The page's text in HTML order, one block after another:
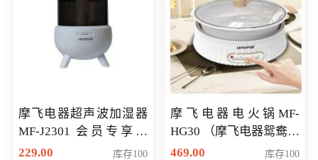
摩飞电器超声波加湿器
MF-J2301 会员专享价
168元
229.00 库存100
摩飞电器电火锅MF-
HG30 （摩飞电器鸳鸯锅
MF-HG30 ） 会员专享价
469.00 库存100